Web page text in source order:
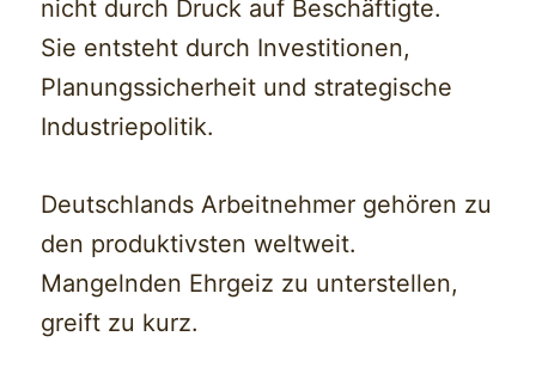
nicht durch Druck auf Beschäftigte.
Sie entsteht durch Investitionen,
Planungssicherheit und strategische
Industriepolitik.
Deutschlands Arbeitnehmer gehören zu
den produktivsten weltweit.
Mangelnden Ehrgeiz zu unterstellen,
greift zu kurz.